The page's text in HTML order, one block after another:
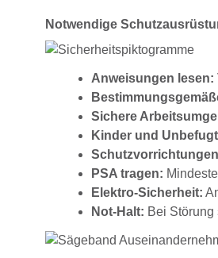
Notwendige
Anweisungen lesen:
Sichere
Kinder und
PSA tragen:
Elektro-Sicherheit:
Not-Halt: Bei